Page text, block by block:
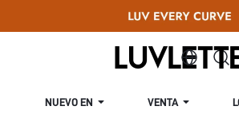
NUEVO EN VENTA